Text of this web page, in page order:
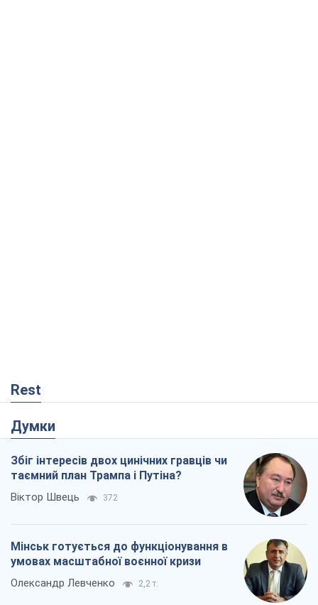
Rest
Думки
Збіг інтересів двох цинічних гравців чи
таємний план Трампа і Путіна?
Віктор Швець 372
Мінськ готується до функціонування в
умовах масштабної воєнної кризи
Олександр Левченко 2,2 т.